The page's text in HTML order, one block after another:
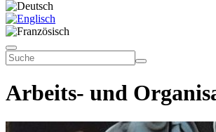
Arbeits- und